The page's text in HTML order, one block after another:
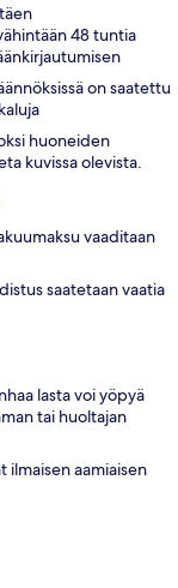
48 tuntia
on saatettu
huoneiden
kuvissa olevista.
vaaditaan
saatetaan vaatia
lasta voi yöpyä
tai huoltajan
ilmaisen aamiaisen